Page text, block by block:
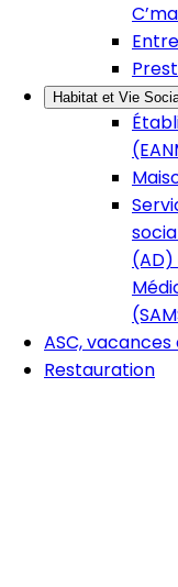
Habitat et Vie
(AD)
ASC, vacances
Restauration